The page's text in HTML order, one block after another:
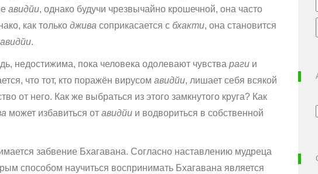
авидйи, однако будучи чрезвычайно крошечной, она часто
как только джива соприкасается с бхакти, она становится
авидйи.
недостижима, пока человека одолевают чувства раги и
что тот, кто поражён вирусом авидйи, лишает себя всякой
от него. Как же выбраться из этого замкнутого круга? Как
может избавиться от авидйи и водвориться в собственной
забвение Бхагавана. Согласно наставлению мудреца
способом научиться воспринимать Бхагавана является